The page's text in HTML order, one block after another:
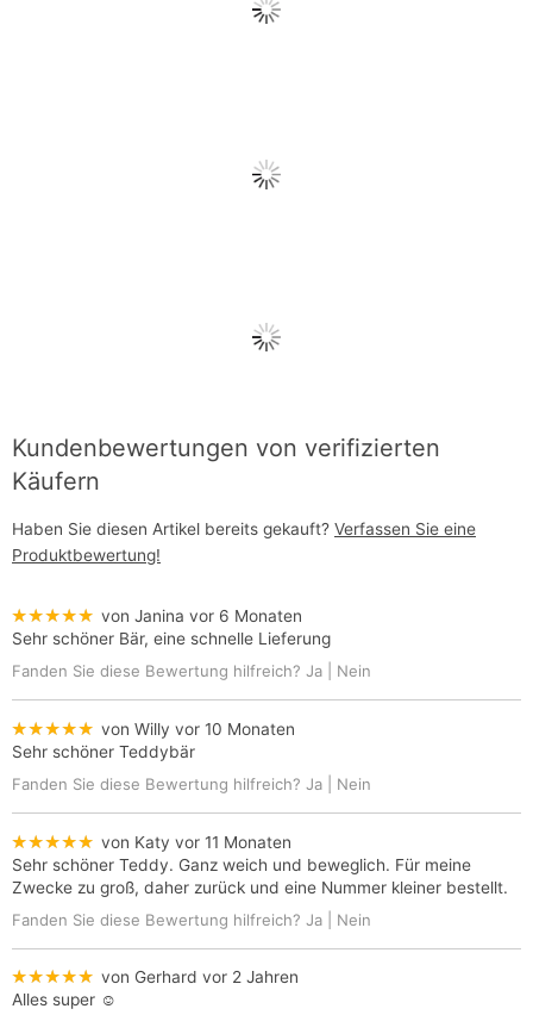
Kundenbewertungen von verifizierten
Käufern
Haben Sie diesen Artikel bereits gekauft? Verfassen Sie eine
Produktbewertung!
★★★★★ von Janina vor 6 Monaten
Sehr schöner Bär, eine schnelle Lieferung
Fanden Sie diese Bewertung hilfreich? Ja Nein
★★★★★ von Willy vor 10 Monaten
Sehr schöner Teddybär
Fanden Sie diese Bewertung hilfreich? Ja Nein
★★★★★ von Katy vor 11 Monaten
Sehr schöner Teddy. Ganz weich und beweglich. Für meine
Zwecke zu groß, daher zurück und eine Nummer kleiner bestellt.
Fanden Sie diese Bewertung hilfreich? Ja Nein
★★★★★ von Gerhard vor 2 Jahren
Alles super ☺️